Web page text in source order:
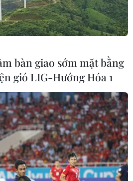
bàn giao sớm mặt bằng
gió LIG-Hướng Hóa 1